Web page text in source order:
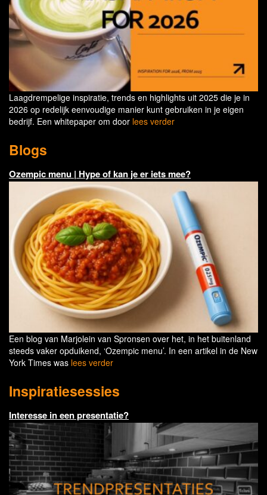
Laagdrempelige inspiratie, trends en highlights uit 2025 die je in
2026 op redelijk eenvoudige manier kunt gebruiken in je eigen
bedrijf. Een whitepaper om door lees verder
Blogs
Ozempic menu | Hype of kan je er iets mee?
Een blog van Marjolein van Spronsen over het, in het buitenland
steeds vaker opduikend, ‘Ozempic menu’. In een artikel in de New
York Times was lees verder
Inspiratiesessies
Interesse in een presentatie?